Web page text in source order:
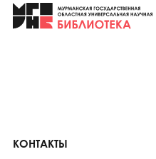
КОНТАКТЫ